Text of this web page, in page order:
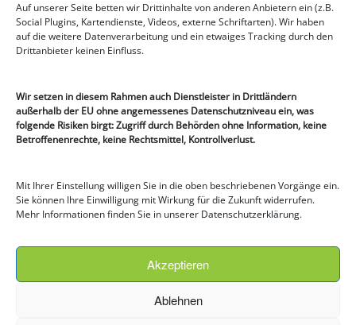
Auf unserer Seite betten wir Drittinhalte von anderen Anbietern ein (z.B.
Social Plugins, Kartendienste, Videos, externe Schriftarten). Wir haben
auf die weitere Datenverarbeitung und ein etwaiges Tracking durch den
Drittanbieter keinen Einfluss.
Wir setzen in diesem Rahmen auch Dienstleister in Drittländern
außerhalb der EU ohne angemessenes Datenschutzniveau ein, was
folgende Risiken birgt: Zugriff durch Behörden ohne Information, keine
Betroffenenrechte, keine Rechtsmittel, Kontrollverlust.
Mit Ihrer Einstellung willigen Sie in die oben beschriebenen Vorgänge ein.
Sie können Ihre Einwilligung mit Wirkung für die Zukunft widerrufen.
Mehr Informationen finden Sie in unserer Datenschutzerklärung.
Akzeptieren
Ablehnen
Rechtliches
Impressum
Cookie-Richtlinie (EU)
Besucherzähler
Der aktuelle Lecker Kurier!
Folgt uns doch auch auf…
Instagram